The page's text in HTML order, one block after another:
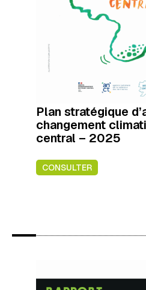
Plan stratégique
changement
central – 2025
CONSULTER